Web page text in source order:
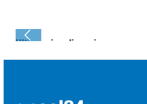
Ultima visualizzazione: